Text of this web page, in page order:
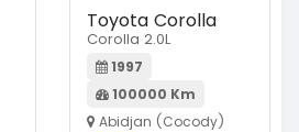
Toyota Corolla
Corolla 2.0L
1997
100000 Km
Abidjan (Cocody)